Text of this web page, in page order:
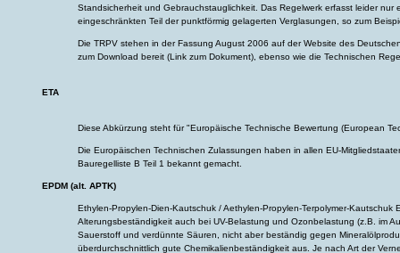
Standsicherheit und Gebrauchstauglichkeit. Das Regelwerk erfasst leider nur
eingeschränkten Teil der punktförmig gelagerten Verglasungen, so zum
Die TRPV stehen in der Fassung August 2006 auf der Website des
zum Download bereit (Link zum Dokument), ebenso wie die Technischen
ETA
Diese Abkürzung steht für "Europäische Technische Bewertung (European
Die Europäischen Technischen Zulassungen haben in allen EU-
Bauregelliste B Teil 1 bekannt gemacht.
EPDM (alt. APTK)
Ethylen-Propylen-Dien-Kautschuk / Aethylen-Propylen-Terpolymer-Kautschuk
Alterungsbeständigkeit auch bei UV-Belastung und Ozonbelastung (z.B. im
Sauerstoff und verdünnte Säuren, nicht aber beständig gegen
überdurchschnittlich gute Chemikalienbeständigkeit aus. Je nach Art der